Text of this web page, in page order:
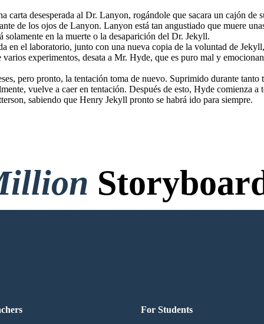
tentación toma de nuevo.
Esto asusta a Jekyll a
Después de esto, Hyde
la solución. Deja la carta y
ido para siempre.
carta desesperada al Dr. Lanyon, rogándole que sacara un cajón
de los ojos de Lanyon. Lanyon está tan angustiado que muere
solamente en la muerte o la desaparición del Dr. Jekyll.
en el laboratorio, junto con una nueva copia de la voluntad de
experimentos, desata a Mr. Hyde, que es puro mal y
pero pronto, la tentación toma de nuevo. Suprimido durante
vuelve a caer en tentación. Después de esto, Hyde comienza
sabiendo que Henry Jekyll pronto se habrá ido para siempre.
Credit Card, and No
For Students